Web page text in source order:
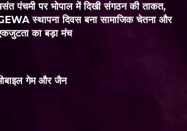
पंचमी पर भोपाल में दिखी संगठन की ताकत,
स्थापना दिवस बना सामाजिक चेतना और
का बड़ा मंच
गेम और जैन